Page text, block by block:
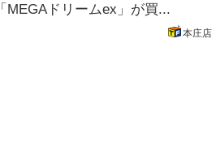
「MEGAドリームex」が買...
本庄店